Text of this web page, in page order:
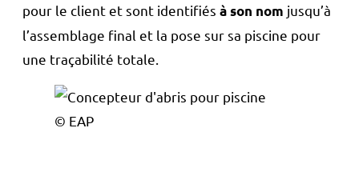
pour le client et sont identifiés à son nom jusqu’à
l’assemblage final et la pose sur sa piscine pour
une traçabilité totale.
© EAP